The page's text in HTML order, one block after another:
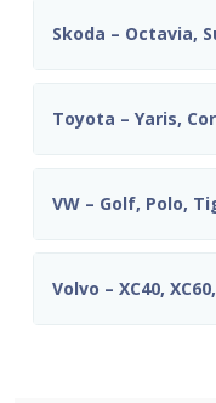
Skoda – Octavia,
Toyota – Yaris,
VW – Golf, Polo,
Volvo – XC40,